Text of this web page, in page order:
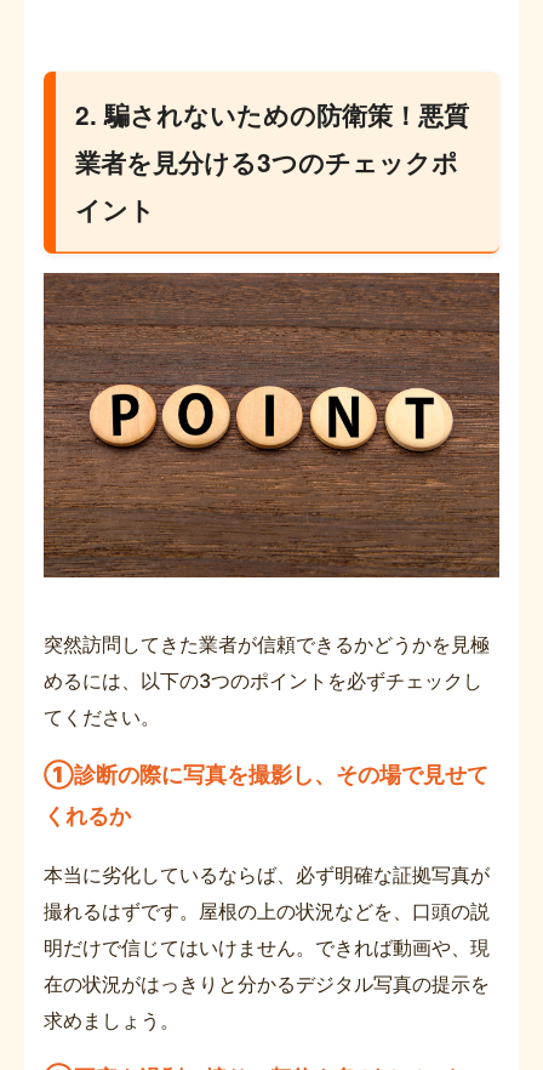
2. 騙されないための防衛策！悪質
業者を見分ける3つのチェックポ
イント
突然訪問してきた業者が信頼できるかどうかを見極
めるには、以下の3つのポイントを必ずチェックし
てください。
①診断の際に写真を撮影し、その場で見せて
くれるか
本当に劣化しているならば、必ず明確な証拠写真が
撮れるはずです。屋根の上の状況などを、口頭の説
明だけで信じてはいけません。できれば動画や、現
在の状況がはっきりと分かるデジタル写真の提示を
求めましょう。